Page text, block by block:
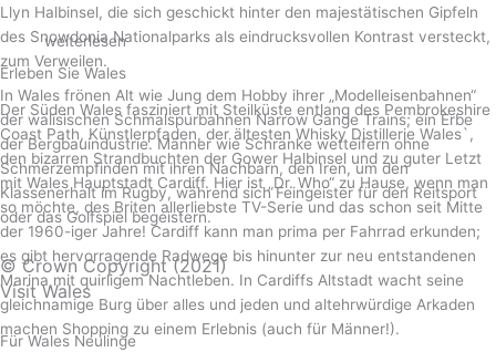
Llyn Halbinsel, die sich geschickt hinter den majestätischen Gipfeln
des Snowdonia Nationalparks als eindrucksvollen Kontrast versteckt,
zum Verweilen.
Der Süden Wales fasziniert mit Steilküste entlang des Pembrokeshire
Coast Path, Künstlerpfaden, der ältesten Whisky Distillerie Wales`,
den bizarren Strandbuchten der Gower Halbinsel und zu guter Letzt
mit Wales Hauptstadt Cardiff. Hier ist „Dr. Who“ zu Hause, wenn man
so möchte, des Briten allerliebste TV-Serie und das schon seit Mitte
der 1960-iger Jahre! Cardiff kann man prima per Fahrrad erkunden;
es gibt hervorragende Radwege bis hinunter zur neu entstandenen
Marina mit quirligem Nachtleben. In Cardiffs Altstadt wacht seine
gleichnamige Burg über alles und jeden und altehrwürdige Arkaden
machen Shopping zu einem Erlebnis (auch für Männer!).
weiterlesen
Erleben Sie Wales
In Wales frönen Alt wie Jung dem Hobby ihrer „Modelleisenbahnen“
der walisischen Schmalspurbahnen Narrow Gange Trains; ein Erbe
der Bergbauindustrie. Männer wie Schränke wetteifern ohne
Schmerzempfinden mit ihren Nachbarn, den Iren, um den
Klassenerhalt im Rugby, während sich Feingeister für den Reitsport
oder das Golfspiel begeistern.
© Crown Copyright (2021)
Visit Wales
Für Wales Neulinge